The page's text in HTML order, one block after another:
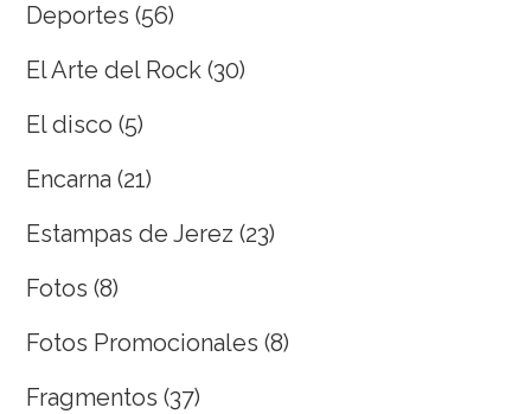
Deportes (56)
El Arte del Rock (30)
El disco (5)
Encarna (21)
Estampas de Jerez (23)
Fotos (8)
Fotos Promocionales (8)
Fragmentos (37)